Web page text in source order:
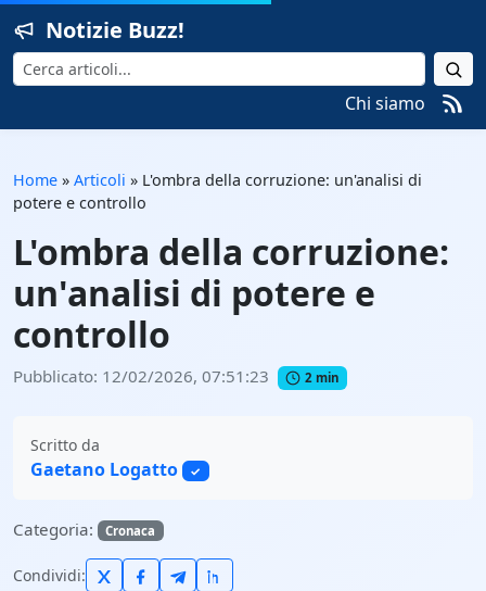
Notizie Buzz!
Cerca
Chi siamo
Home » Articoli » L'ombra della corruzione: un'analisi di
potere e controllo
L'ombra della corruzione:
un'analisi di potere e
controllo
Pubblicato: 12/02/2026, 07:51:23 2 min
Scritto da
Gaetano Logatto ✓
Categoria: Cronaca
Condividi: